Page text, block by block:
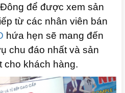
để được xem sản
từ các nhân viên bán
hứa hẹn sẽ mang đến
chu đáo nhất và sản
cho khách hàng.